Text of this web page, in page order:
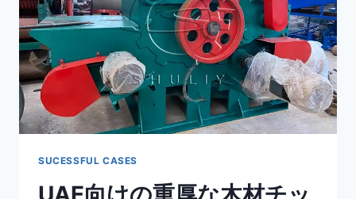
れ
た
全
炭
処
理
ラ
ン
SUCESSFUL CASES